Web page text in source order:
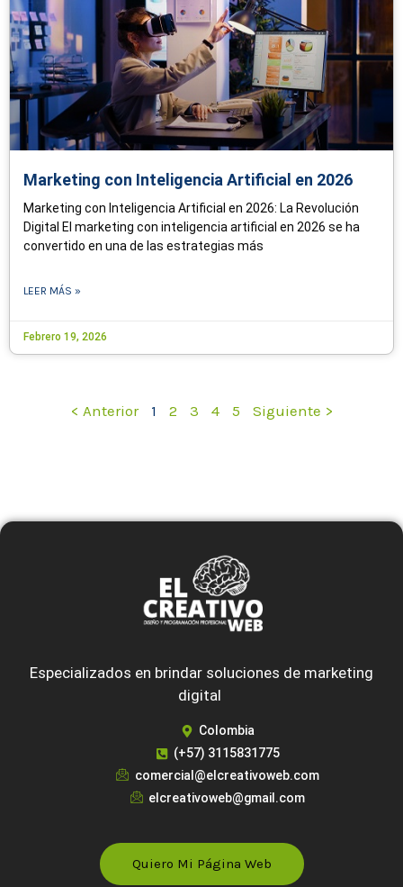
Marketing con Inteligencia Artificial en 2026
Marketing con Inteligencia Artificial en 2026: La Revolución
Digital El marketing con inteligencia artificial en 2026 se ha
convertido en una de las estrategias más
LEER MÁS »
Febrero 19, 2026
< Anterior 1 2 3 4 5 Siguiente >
Especializados en brindar soluciones de marketing
digital
Colombia
(+57) 3115831775
comercial@elcreativoweb.com
elcreativoweb@gmail.com
Quiero Mi Página Web